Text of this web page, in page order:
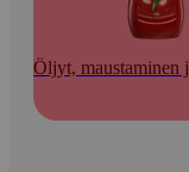
Öljyt, maustaminen